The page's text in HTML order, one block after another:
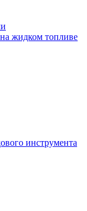
жидком топливе
инструмента